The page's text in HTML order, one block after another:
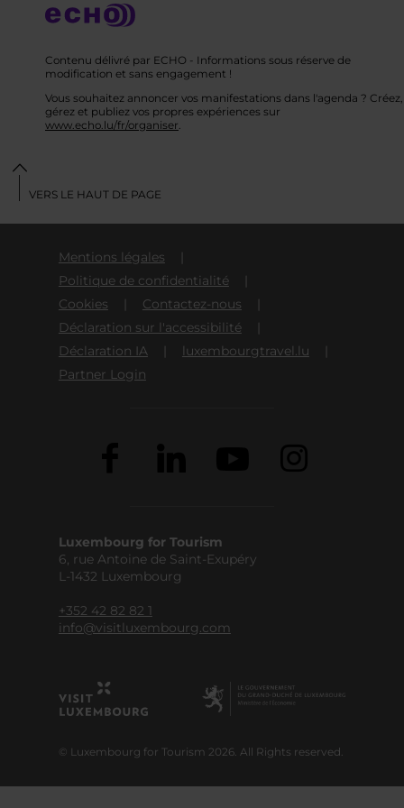
Contenu délivré par ECHO - Informations sous réserve de
modification et sans engagement !
Vous souhaitez annoncer vos manifestations dans l'agenda ? Créez,
gérez et publiez vos propres expériences sur
www.echo.lu/fr/organiser
Mentions légales
Politique de confidentialité
Cookies
Contactez-nous
Déclaration sur l'accessibilité
Déclaration IA
luxembourgtravel.lu
Partner Login
Luxembourg for Tourism
6, rue Antoine de Saint-Exupéry
L-1432 Luxembourg
+352 42 82 82 1
info@visitluxembourg.com
© Luxembourg for Tourism 2026. All Rights reserved.
VERS LE HAUT DE PAGE